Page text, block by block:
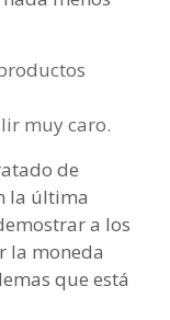
muy caro.
de
la última
a los
la moneda
que está